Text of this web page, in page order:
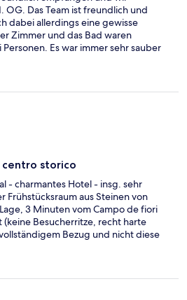
OG. Das Team ist freundlich und
dabei allerdings eine gewisse
Zimmer und das Bad waren
Es war immer sehr sauber
Tagen erst nach 12 Uhr ins
wurden täglich ausgetauscht.
storico
- charmantes Hotel - insg. sehr
aus Steinen von
3 Minuten vom Campo de fiori
Besucherritze, recht harte
Bezug und nicht diese
Leintuch) cons - Bad sollte
- WLAN nicht optimal,